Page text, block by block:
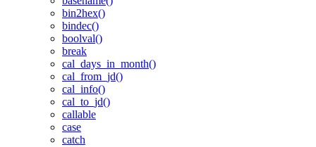
bin2hex()
bindec()
boolval()
break
cal_days_in_month()
cal_from_jd()
cal_info()
cal_to_jd()
callable
case
catch